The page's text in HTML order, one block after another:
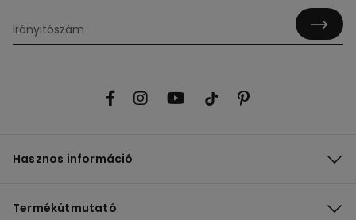
Hasznos információ
Termékútmutató